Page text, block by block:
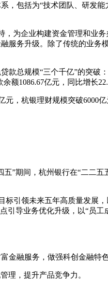
包括为“技术团队、研发
为企业构建资金管理和业
务升级。除了传统的业务
总规模“三个千亿”的突破
额1086.67亿元，同比增长
，杭银理财规模突破6000
”期间，杭州银行在“二二
引领未来五年高质量发展
导业务优化升级，以“员
融服务，做强科创金融特
理，提升产品竞争力。